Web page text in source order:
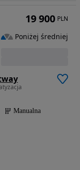
Manualna
19 900 PLN
Poniżej średniej